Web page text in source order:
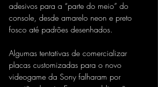
adesivos para a “parte do meio” do
console, desde amarelo neon e preto
fosco até padrões desenhados.
Algumas tentativas de comercializar
placas customizadas para o novo
videogame da Sony falharam por